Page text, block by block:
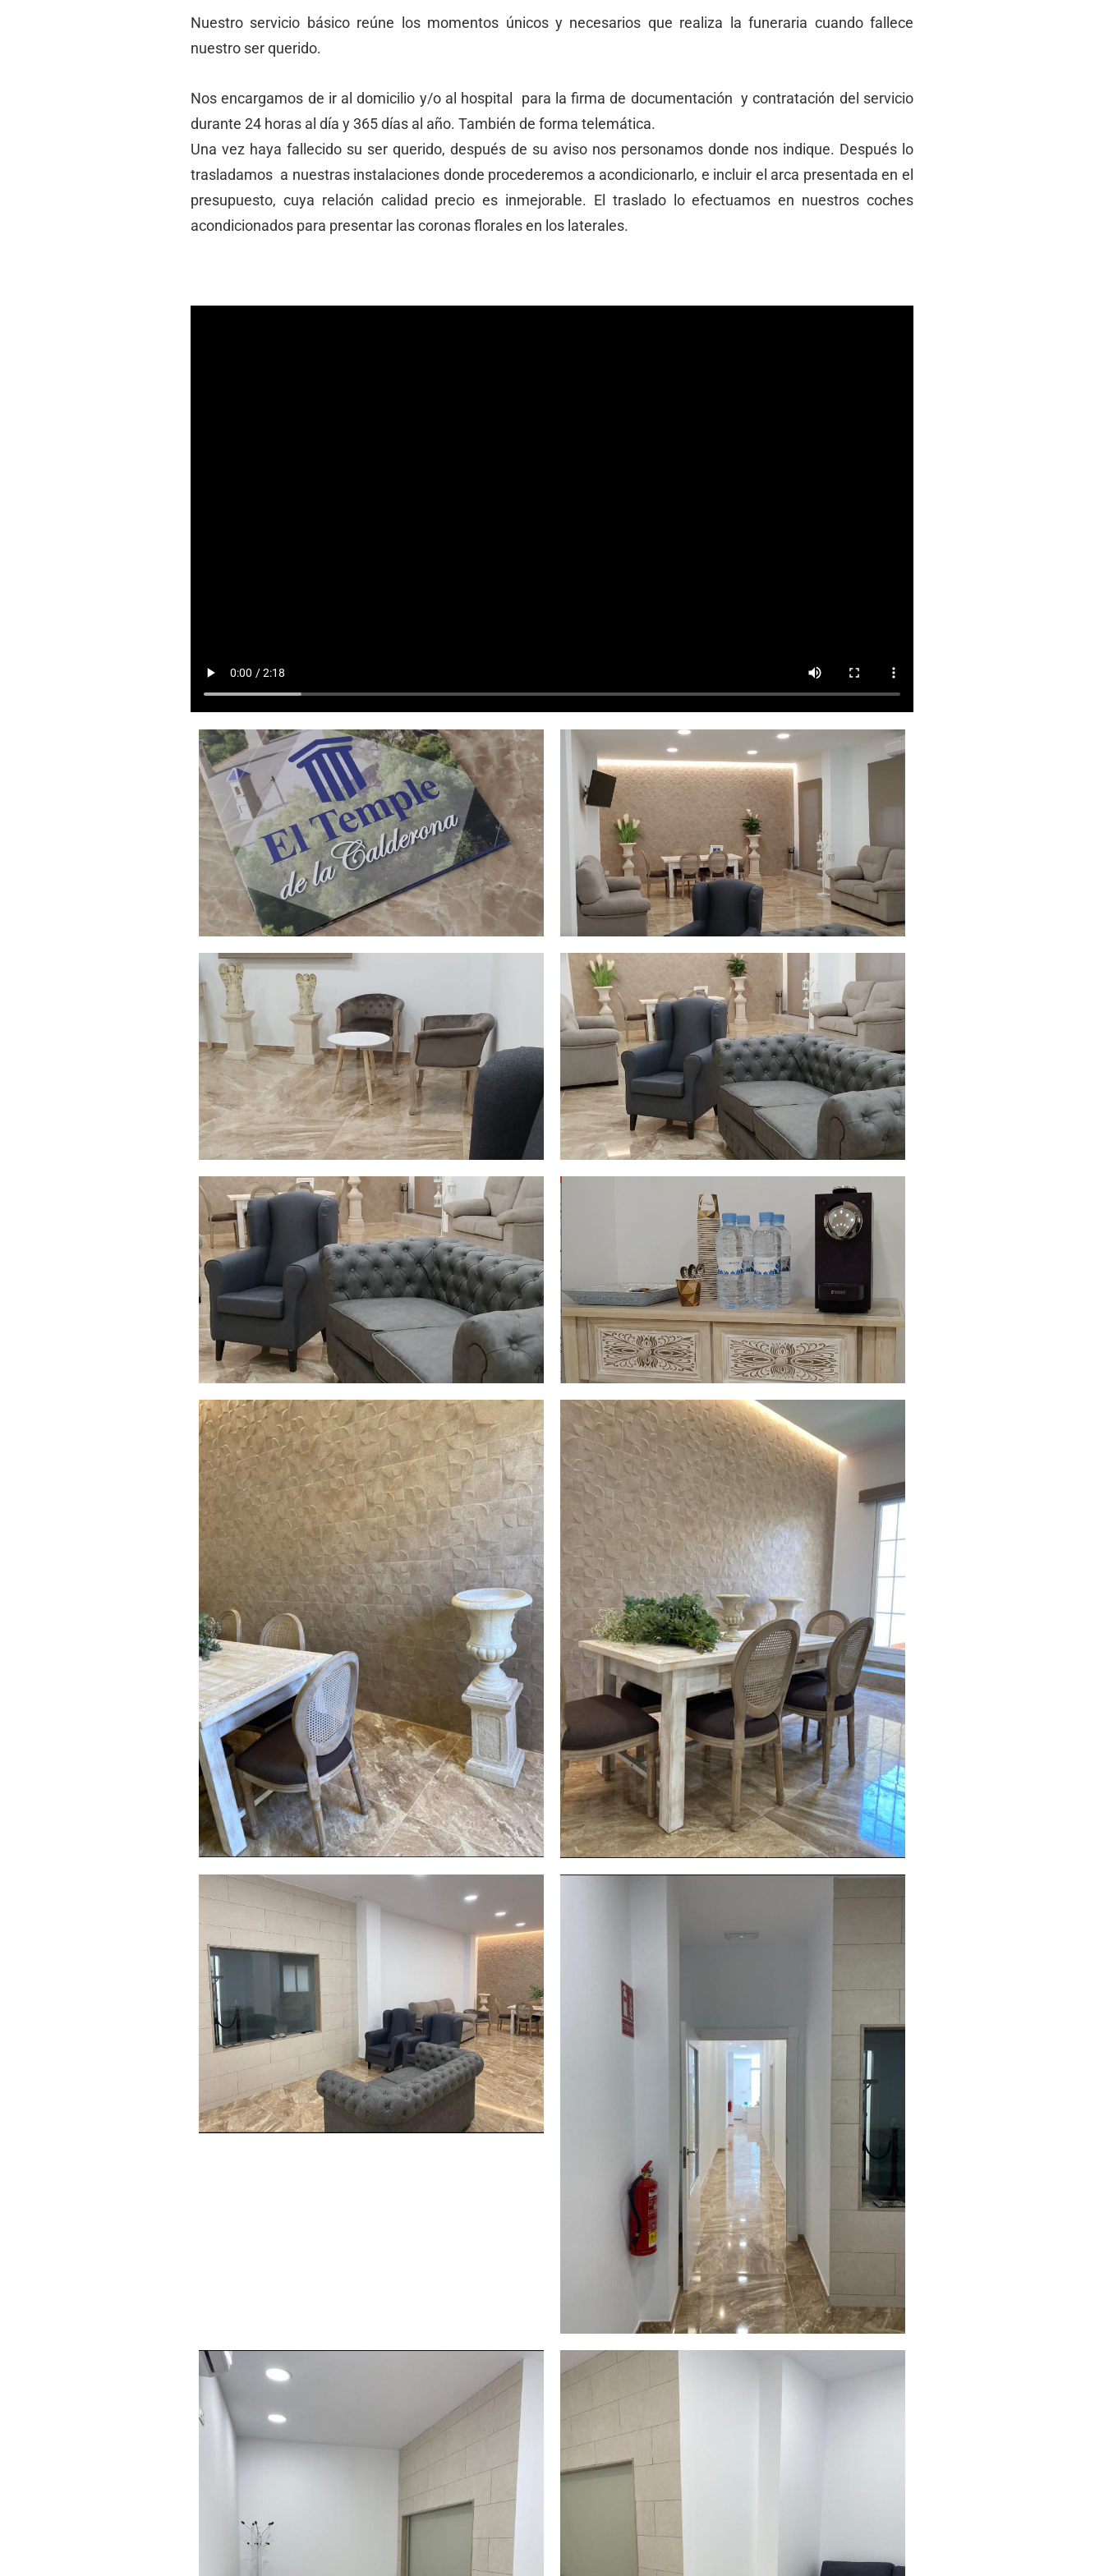
Nuestro servicio básico reúne los momentos únicos y necesarios que realiza la funeraria cuando fallece
nuestro ser querido.
Nos encargamos de ir al domicilio y/o al hospital para la firma de documentación y contratación del servicio
durante 24 horas al día y 365 días al año. También de forma telemática.
Una vez haya fallecido su ser querido, después de su aviso nos personamos donde nos indique. Después lo
trasladamos a nuestras instalaciones donde procederemos a acondicionarlo, e incluir el arca presentada en el
presupuesto, cuya relación calidad precio es inmejorable. El traslado lo efectuamos en nuestros coches
acondicionados para presentar las coronas florales en los laterales.